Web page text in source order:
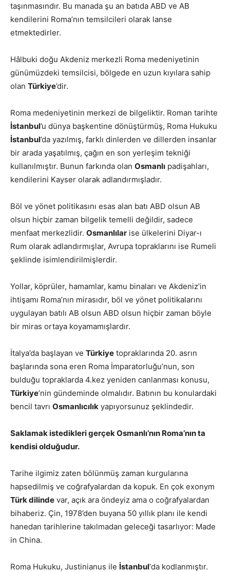
taşınmasındır. Bu manada şu an batıda ABD ve AB
kendilerini Roma’nın temsilcileri olarak lanse
etmektedirler.
Hâlbuki doğu Akdeniz merkezli Roma medeniyetinin
günümüzdeki temsilcisi, bölgede en uzun kıyılara sahip
olan Türkiye’dir.
Roma medeniyetinin merkezi de bilgeliktir. Roman tarihte
İstanbul’u dünya başkentine dönüştürmüş, Roma Hukuku
İstanbul’da yazılmış, farklı dinlerden ve dillerden insanlar
bir arada yaşatılmış, çağın en son yerleşim tekniği
kullanılmıştır. Bunun farkında olan Osmanlı padişahları,
kendilerini Kayser olarak adlandırmışladır.
Böl ve yönet politikasını esas alan batı ABD olsun AB
olsun hiçbir zaman bilgelik temelli değildir, sadece
menfaat merkezlidir. Osmanlılar ise ülkelerini Diyar-ı
Rum olarak adlandırmışlar, Avrupa topraklarını ise Rumeli
şeklinde isimlendirilmişlerdir.
Yollar, köprüler, hamamlar, kamu binaları ve Akdeniz’in
ihtişamı Roma’nın mirasıdır, böl ve yönet politikalarını
uygulayan batılı AB olsun ABD olsun hiçbir zaman böyle
bir miras ortaya koyamamışlardır.
İtalya’da başlayan ve Türkiye topraklarında 20. asrın
başlarında sona eren Roma İmparatorluğu’nun, son
bulduğu topraklarda 4.kez yeniden canlanması konusu,
Türkiye’nin gündeminde olmalıdır. Batının bu konulardaki
bencil tavrı Osmanlıcılık yapıyorsunuz şeklindedir.
Saklamak istedikleri gerçek Osmanlı’nın Roma’nın ta
kendisi olduğudur.
Tarihe ilgimiz zaten bölünmüş zaman kurgularına
hapsedilmiş ve coğrafyalardan da kopuk. En çok exonym
Türk dilinde var, açık ara öndeyiz ama o coğrafyalardan
bihaberiz. Çin, 1978’den buyana 50 yıllık planı ile kendi
hanedan tarihlerine takılmadan geleceği tasarlıyor: Made
in China.
Roma Hukuku, Justinianus ile İstanbul‘da kodlanmıştır.